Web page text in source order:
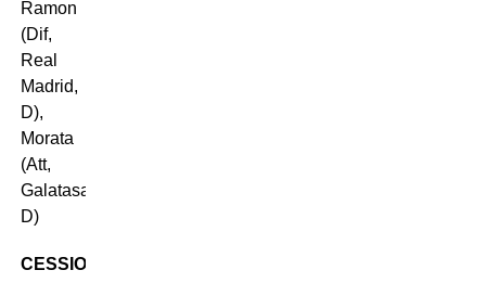
Ramon
(Dif,
Real
Madrid,
D),
Morata
(Att,
Galatasaray,
D)
CESSIONI